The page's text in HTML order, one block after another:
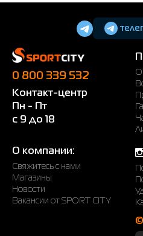
0 800 339 532
Контакт-центр
Пн - Пт
с 9 до 18
О компании:
Свяжитесь с нами
Магазины
Новости
Вакансии от SPORT CITY